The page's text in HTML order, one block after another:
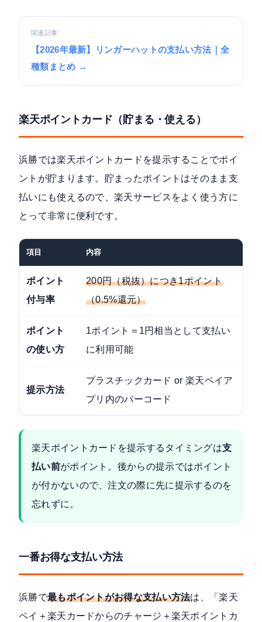
関連記事
【2026年最新】リンガーハットの支払い方法｜全
種類まとめ →
楽天ポイントカード（貯まる・使える）
浜勝では楽天ポイントカード を提示することでポイ
ントが貯まります。貯まったポイントはそのまま支
払いにも使えるので、楽天サービスをよく使う方に
とって非常に便利です。
項目 内容
ポイント
付与率
200円（税抜）につき1ポイント
（0.5%還元）
ポイント
の使い方
1ポイント＝1円相当として支払い
に利用可能
提示方法
プラスチックカード or 楽天ペイア
プリ内のバーコード
楽天ポイントカードを提示するタイミングは支
払い前がポイント。後からの提示ではポイント
が付かないので、注文の際に先に提示するのを
忘れずに。
一番お得な支払い方法
浜勝で最もポイントがお得な支払い方法は、「楽天
ペイ＋楽天カードからのチャージ＋楽天ポイントカ